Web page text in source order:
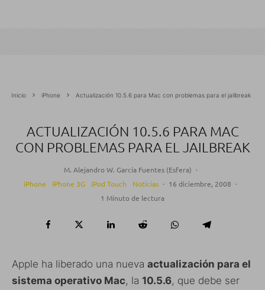
Inicio iPhone Actualización 10.5.6 para Mac con problemas para el jailbreak
ACTUALIZACIÓN 10.5.6 PARA MAC
CON PROBLEMAS PARA EL JAILBREAK
M. Alejandro W. García Fuentes (Esfera) ·
iPhone
iPhone 3G iPod Touch Noticias · 16 diciembre, 2008 ·
1 Minuto de lectura
Apple ha liberado una nueva actualización para el
sistema operativo Mac, la 10.5.6, que debe ser